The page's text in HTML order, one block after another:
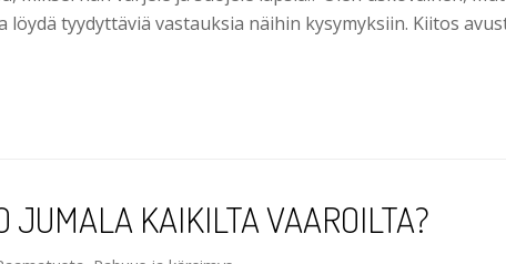
löydä tyydyttäviä vastauksia näihin kysymyksiin. Kiitos
JUMALA KAIKILTA VAAROILTA?